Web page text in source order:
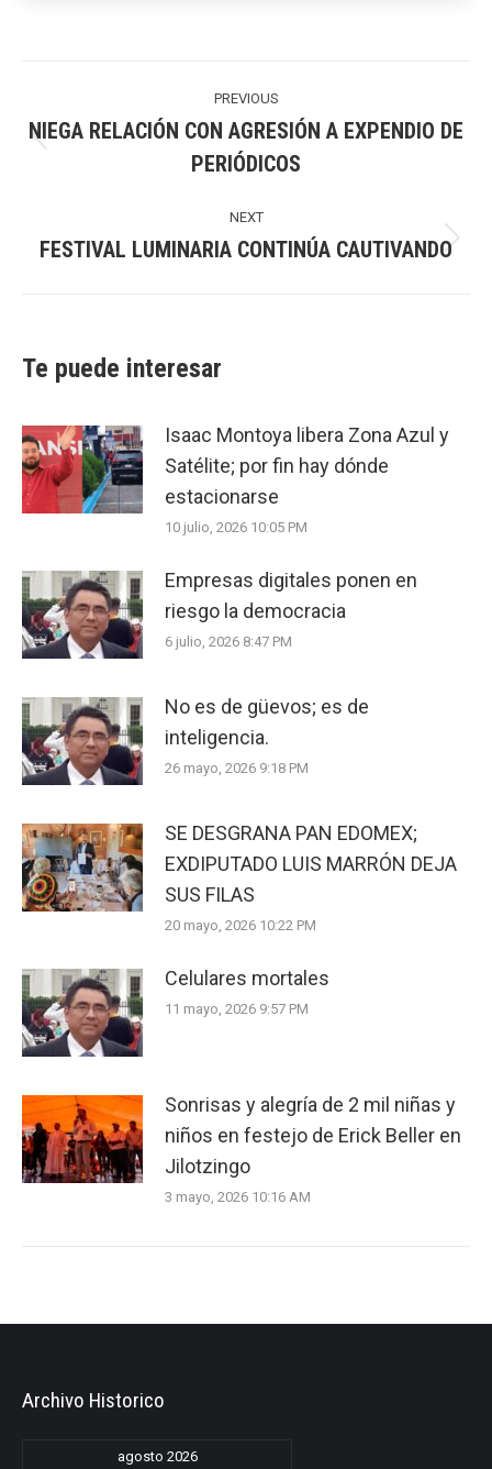
PREVIOUS
post:
NIEGA RELACIÓN CON AGRESIÓN A EXPENDIO DE
PERIÓDICOS
NEXT
Next
FESTIVAL LUMINARIA CONTINÚA CAUTIVANDO
Te puede interesar
Isaac Montoya libera Zona Azul y
Satélite; por fin hay dónde
estacionarse
10 julio, 2026 10:05 PM
Empresas digitales ponen en
riesgo la democracia
6 julio, 2026 8:47 PM
No es de güevos; es de
inteligencia.
26 mayo, 2026 9:18 PM
SE DESGRANA PAN EDOMEX;
EXDIPUTADO LUIS MARRÓN DEJA
SUS FILAS
20 mayo, 2026 10:22 PM
Celulares mortales
11 mayo, 2026 9:57 PM
Sonrisas y alegría de 2 mil niñas y
niños en festejo de Erick Beller en
Jilotzingo
3 mayo, 2026 10:16 AM
Archivo Historico
agosto 2026